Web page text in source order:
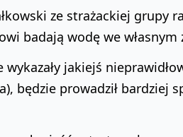
ze strażackiej grupy
badają wodę we własnym
jakiejś
będzie prowadził bardziej